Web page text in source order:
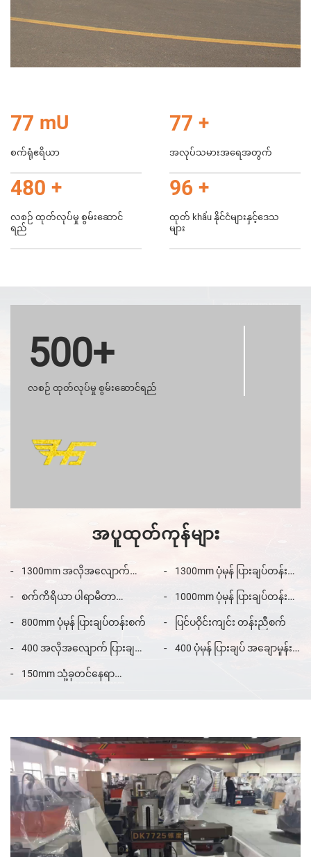
80 mU
စက်ရုံဧရိယာ
80 +
အလုပ်သမားအရေအတွက်
500 +
လစဉ် ထုတ်လုပ်မှု စွမ်းဆောင်
ရည်
100
ထုတ် khẩu နိုင်ငံများနှင့်ဒေသ
များ
500+
လစဉ် ထုတ်လုပ်မှု စွမ်းဆောင်ရည်
အပူထုတ်ကုန်များ
1300mm အလိုအလျောက်
1300mm ပုံမှန် ပြားချပ်တန်း
စက်ကိရိယာ ပါရာမီတာ
1000mm ပုံမှန် ပြားချပ်တန်း
800mm ပုံမှန် ပြားချပ်တန်းစက်
ပြင်ပဝိုင်းကျင်း တန်းညီစက်
400 အလိုအလျောက် ပြားချပ်
400 ပုံမှန် ပြားချပ် အချောမှုန်း
150mm သုံ့ခုတင်နေရာ